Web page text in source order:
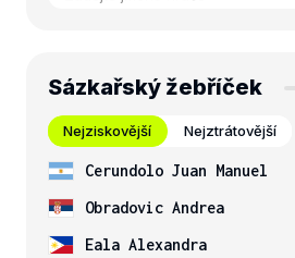
Sázkařský žebříček
Nejziskovější Nejztrátovější
Cerundolo Juan Manuel
Obradovic Andrea
Eala Alexandra